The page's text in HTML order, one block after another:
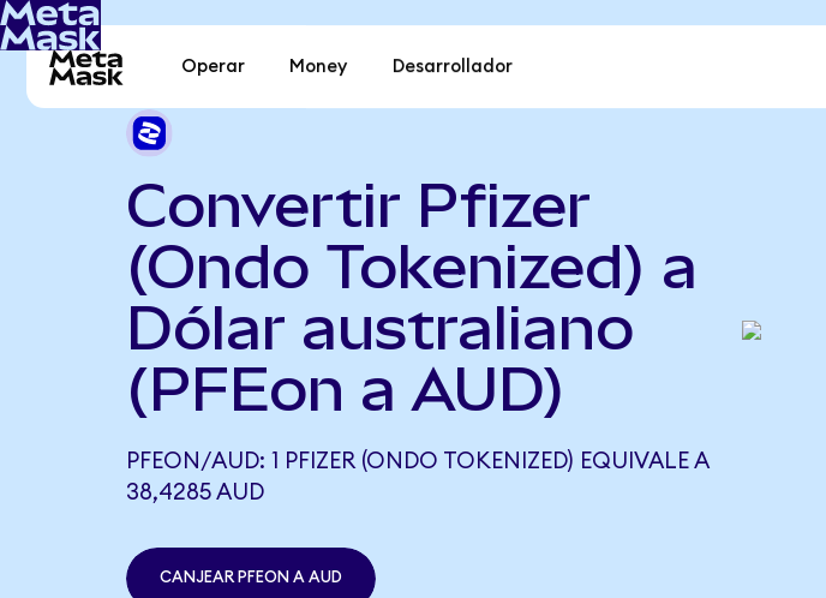
Operar Money Desarrollador
Convertir Pfizer
(Ondo Tokenized) a
Dólar australiano
(PFEon a AUD)
PFEON/AUD: 1 PFIZER (ONDO TOKENIZED) EQUIVALE A
38,4285 AUD
CANJEAR PFEON A AUD